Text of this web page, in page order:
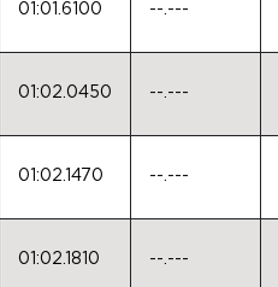
01:01.6100 --.---
01:02.0450 --.---
01:02.1470 --.---
01:02.1810 --.---